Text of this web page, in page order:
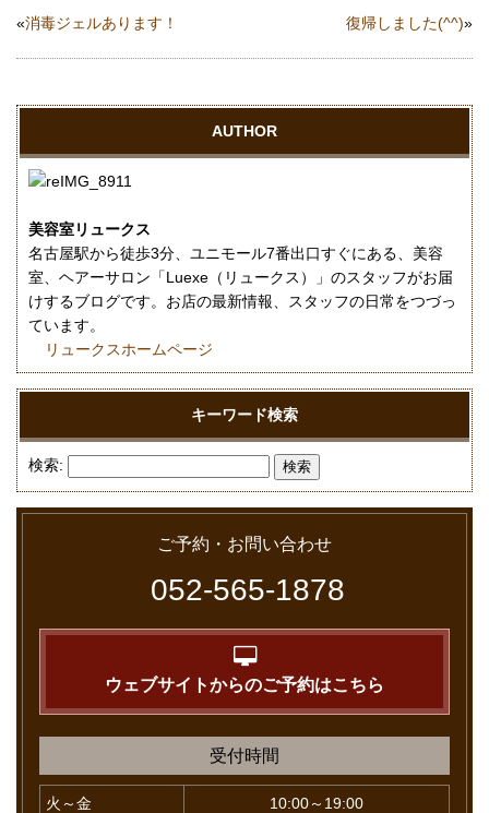
«消毒ジェルあります！ 復帰しました(^^)»
AUTHOR
美容室リュークス
名古屋駅から徒歩3分、ユニモール7番出口すぐにある、美容
室、ヘアーサロン「Luexe（リュークス）」のスタッフがお届
けするブログです。お店の最新情報、スタッフの日常をつづっ
ています。
リュークスホームページ
キーワード検索
検索:
ご予約・お問い合わせ
052-565-1878
ウェブサイトからのご予約はこちら
受付時間
火～金 10:00～19:00